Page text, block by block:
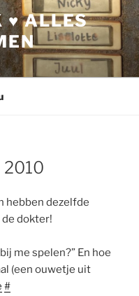
♥ ALLES
2010
hebben dezelfde
dokter!
me spelen?” En hoe
(een ouwetje uit
#